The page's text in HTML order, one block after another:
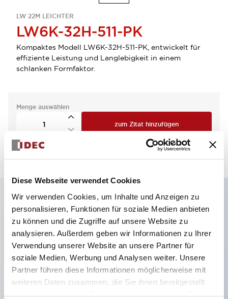
Diese Webseite verwendet Cookies
Wir verwenden Cookies, um Inhalte und Anzeigen zu
personalisieren, Funktionen für soziale Medien anbieten
zu können und die Zugriffe auf unsere Website zu
analysieren. Außerdem geben wir Informationen zu Ihrer
Verwendung unserer Website an unsere Partner für
soziale Medien, Werbung und Analysen weiter. Unsere
Partner führen diese Informationen möglicherweise mit
weiteren Daten zusammen, die Sie ihnen bereitgestellt
haben oder die sie im Rahmen Ihrer Nutzung der Dienste
LW 22M LEICHTER
LW6K-32H-511-PK
Kompaktes Modell LW6K-32H-511-PK, entwickelt für
effiziente Leistung und Langlebigkeit in einem
schlanken Formfaktor.
Menge auswählen
zum Zitat hinzufügen
Hauptmerkmale
Eine dichte Montage in Gruppen ist möglich, und
das An- und Abstecken der Kontakt-Einheit ist
auch bei der dichten Montage in Gruppen einfach
durchführbar.